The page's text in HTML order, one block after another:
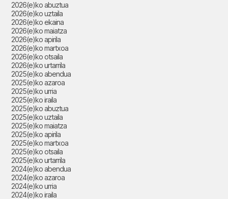
2026(e)ko abuztua
2026(e)ko uztaila
2026(e)ko ekaina
2026(e)ko maiatza
2026(e)ko apirila
2026(e)ko martxoa
2026(e)ko otsaila
2026(e)ko urtarrila
2025(e)ko abendua
2025(e)ko azaroa
2025(e)ko urria
2025(e)ko iraila
2025(e)ko abuztua
2025(e)ko uztaila
2025(e)ko maiatza
2025(e)ko apirila
2025(e)ko martxoa
2025(e)ko otsaila
2025(e)ko urtarrila
2024(e)ko abendua
2024(e)ko azaroa
2024(e)ko urria
2024(e)ko iraila